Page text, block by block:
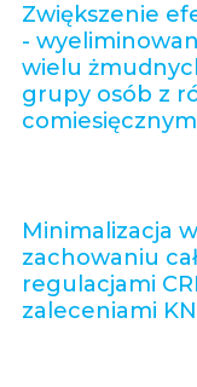
Zwiększenie
-
wielu
grupy osób z
Minimalizacja
zachowaniu
regulacjami
zaleceniami